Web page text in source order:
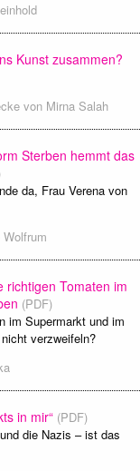
Kunst zusammen?
von Mirna Salah
Sterben hemmt das
da, Frau Verena von
richtigen Tomaten im
(PDF)
im Supermarkt und im
verzweifeln?
in mir“ (PDF)
die Nazis – ist das